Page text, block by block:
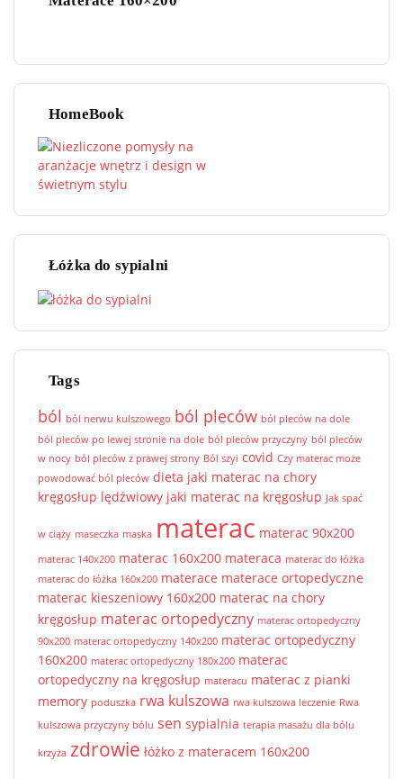
HomeBook
Łóżka do sypialni
Tags
ból ból nerwu kulszowego ból pleców ból pleców na dole
ból pleców po lewej stronie na dole ból pleców przyczyny ból pleców
w nocy ból pleców z prawej strony Ból szyi covid Czy materac może
powodować ból pleców dieta jaki materac na chory
kręgosłup lędźwiowy jaki materac na kręgosłup Jak spać
w ciąży maseczka maska materac materac 90x200
materac 140x200 materac 160x200 materaca materac do łóżka
materac do łóżka 160x200 materace materace ortopedyczne
materac kieszeniowy 160x200 materac na chory
kręgosłup materac ortopedyczny materac ortopedyczny
90x200 materac ortopedyczny 140x200 materac ortopedyczny
160x200 materac ortopedyczny 180x200 materac
ortopedyczny na kręgosłup materacu materac z pianki
memory poduszka rwa kulszowa rwa kulszowa leczenie Rwa
kulszowa przyczyny bólu sen sypialnia terapia masażu dla bólu
krzyża zdrowie łóżko z materacem 160x200